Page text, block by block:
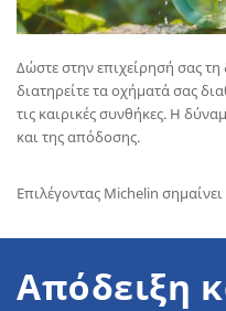
Δώστε στην επιχείρησή σας
διατηρείτε τα οχήματά σας
τις καιρικές συνθήκες. Η
και της απόδοσης.
Επιλέγοντας Michelin
Απόδειξη